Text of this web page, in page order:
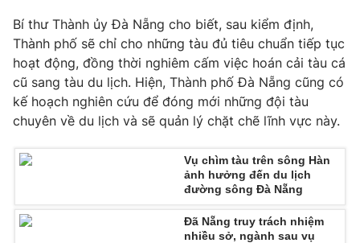
Phim VTV
Hậu trường
Nhân vật
Khán giả
Giải sao mai
Giải trí
Điện ảnh
Âm nhạc
Sao
Đời sống
Du lịch
Làm đẹp
Giáo dục
Tuyển sinh
Hitech Công nghệ tương lai
Giao lưu trực tuyến
Bí thư Thành ủy Đà Nẵng cho biết, sau kiểm định,
Thành phố sẽ chỉ cho những tàu đủ tiêu chuẩn tiếp tục
hoạt động, đồng thời nghiêm cấm việc hoán cải tàu cá
cũ sang tàu du lịch. Hiện, Thành phố Đà Nẵng cũng có
kế hoạch nghiên cứu để đóng mới những đội tàu
chuyên về du lịch và sẽ quản lý chặt chẽ lĩnh vực này.
Vụ chìm tàu trên sông Hàn
ảnh hưởng đến du lịch
đường sông Đà Nẵng
Đã Nẵng truy trách nhiệm
nhiều sở, ngành sau vụ